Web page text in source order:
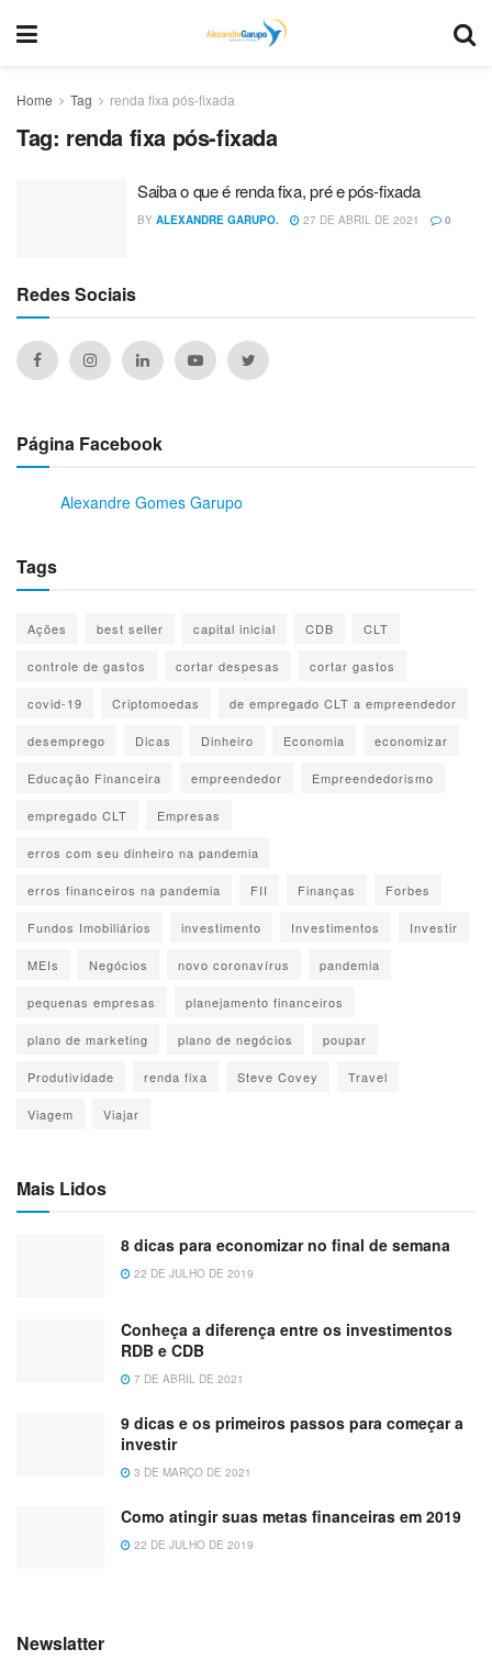
Home Tag renda fixa pós-fixada
Tag: renda fixa pós-fixada
Saiba o que é renda fixa, pré e pós-fixada
BY ALEXANDRE GARUPO. 27 DE ABRIL DE 2021 0
Redes Sociais
Página Facebook
Alexandre Gomes Garupo
Tags
Ações best seller capital inicial CDB CLT
controle de gastos cortar despesas cortar gastos
covid-19 Criptomoedas de empregado CLT a empreendedor
desemprego Dicas Dinheiro Economia economizar
Educação Financeira empreendedor Empreendedorismo
empregado CLT Empresas
erros com seu dinheiro na pandemia
erros financeiros na pandemia FII Finanças Forbes
Fundos Imobiliários investimento Investimentos Investir
MEIs Negócios novo coronavírus pandemia
pequenas empresas planejamento financeiros
plano de marketing plano de negócios poupar
Produtividade renda fixa Steve Covey Travel
Viagem Viajar
Mais Lidos
8 dicas para economizar no final de semana
22 DE JULHO DE 2019
Conheça a diferença entre os investimentos
RDB e CDB
7 DE ABRIL DE 2021
9 dicas e os primeiros passos para começar a
investir
3 DE MARÇO DE 2021
Como atingir suas metas financeiras em 2019
22 DE JULHO DE 2019
Newslatter